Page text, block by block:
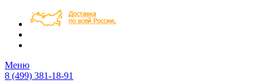
Перейти к основному содержанию
Меню
8 (499) 381-18-91